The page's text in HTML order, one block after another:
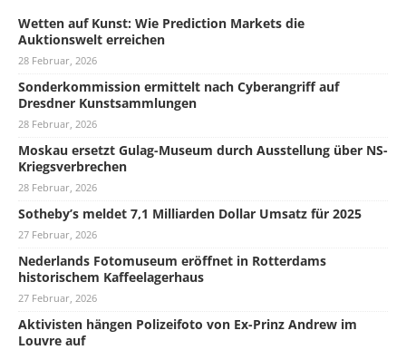
Wetten auf Kunst: Wie Prediction Markets die
Auktionswelt erreichen
28 Februar, 2026
Sonderkommission ermittelt nach Cyberangriff auf
Dresdner Kunstsammlungen
28 Februar, 2026
Moskau ersetzt Gulag-Museum durch Ausstellung über NS-
Kriegsverbrechen
28 Februar, 2026
Sotheby’s meldet 7,1 Milliarden Dollar Umsatz für 2025
27 Februar, 2026
Nederlands Fotomuseum eröffnet in Rotterdams
historischem Kaffeelagerhaus
27 Februar, 2026
Aktivisten hängen Polizeifoto von Ex-Prinz Andrew im
Louvre auf